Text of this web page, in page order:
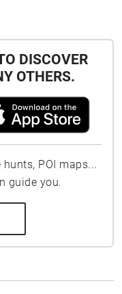
DISCOVER
OTHERS.
POI maps...
guide you.